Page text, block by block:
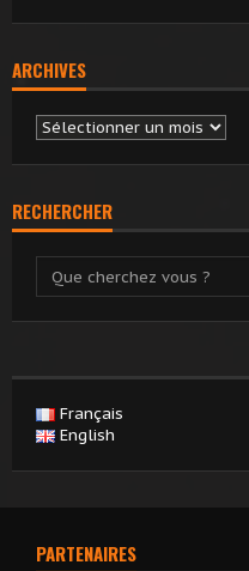
ARCHIVES
Archives
RECHERCHER
Français
English
PARTENAIRES